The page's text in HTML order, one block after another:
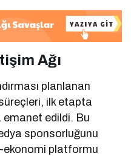
Ağı
planlanan
ilk etapta
emanet edildi. Bu
sponsorluğunu
ekonomi platformu